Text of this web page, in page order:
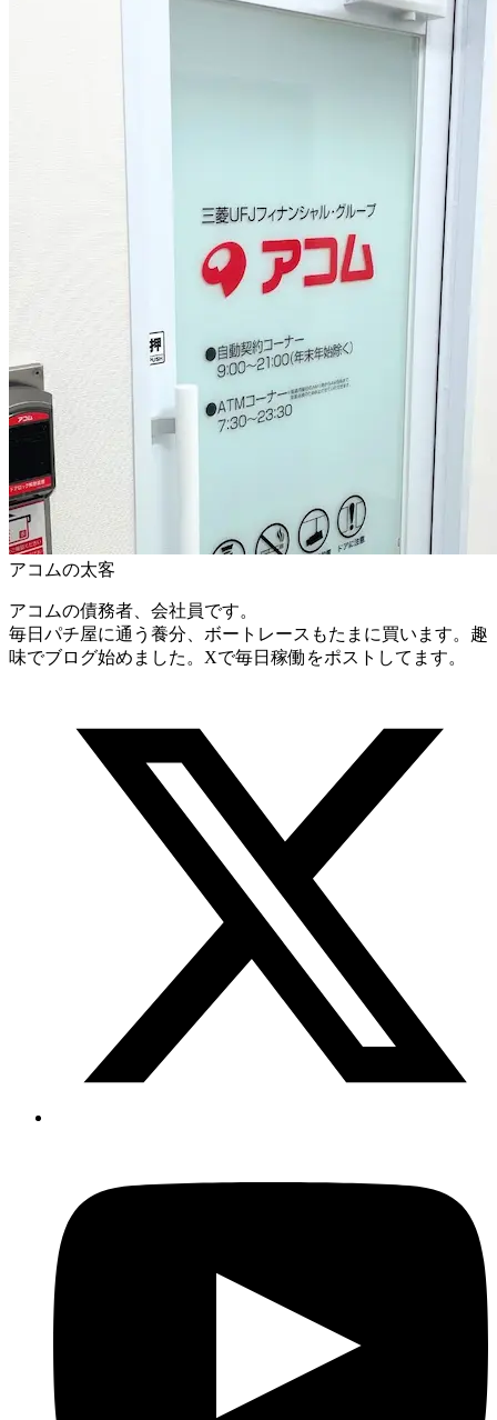
アコムの太客
アコムの債務者、会社員です。
毎日パチ屋に通う養分、ボートレースもたまに買います。趣
味でブログ始めました。Xで毎日稼働をポストしてます。